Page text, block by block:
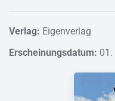
Verlag: Eigenverlag
Erscheinungsdatum: 01.